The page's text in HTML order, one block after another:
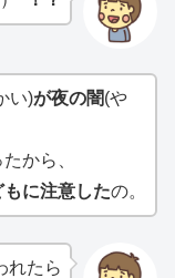
い)が夜の闇(や
から、
もに注意したの。
れたら